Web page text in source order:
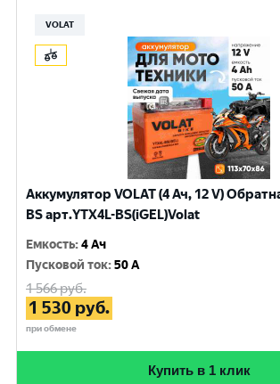
VOLAT
Аккумулятор VOLAT (4 Ач, 12 V)
BS арт.YTX4L-BS(iGEL)Volat
Емкость:4 Ач
Пусковой ток:50 A
1 566руб.
1 530 руб.
при обмене
Купить в 1 клик